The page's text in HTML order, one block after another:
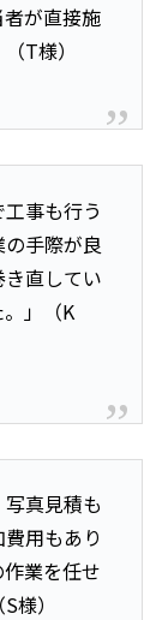
が直接施
T様）
事も行う
手際が良
直してい
」（K
真見積も
用もあり
業を任せ
様）